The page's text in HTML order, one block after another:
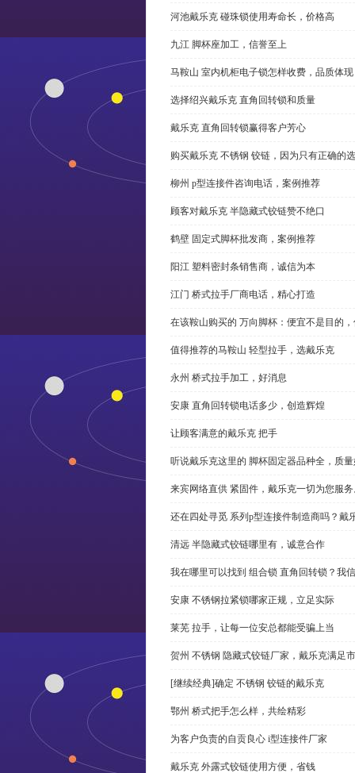
河池戴乐克 碰珠锁使用寿命长，价格高
九江 脚杯座加工，信誉至上
马鞍山 室内机柜电子锁怎样收费，品质体现
选择绍兴戴乐克 直角回转锁和质量
戴乐克 直角回转锁赢得客户芳心
购买戴乐克 不锈钢 铰链，因为只有正确的
柳州 p型连接件咨询电话，案例推荐
顾客对戴乐克 半隐藏式铰链赞不绝口
鹤壁 固定式脚杯批发商，案例推荐
阳江 塑料密封条销售商，诚信为本
江门 桥式拉手厂商电话，精心打造
在该鞍山购买的 万向脚杯：便宜不是目的
值得推荐的马鞍山 轻型拉手，选戴乐克
永州 桥式拉手加工，好消息
安康 直角回转锁电话多少，创造辉煌
让顾客满意的戴乐克 把手
听说戴乐克这里的 脚杯固定器品种全，质
来宾网络直供 紧固件，戴乐克一切为您服
还在四处寻觅 系列p型连接件制造商吗？戴
清远 半隐藏式铰链哪里有，诚意合作
我在哪里可以找到 组合锁 直角回转锁？我
安康 不锈钢拉紧锁哪家正规，立足实际
莱芜 拉手，让每一位安总都能受骗上当
贺州 不锈钢 隐藏式铰链厂家，戴乐克满足
[继续经典]确定 不锈钢 铰链的戴乐克
鄂州 桥式把手怎么样，共绘精彩
为客户负责的自贡良心 i型连接件厂家
戴乐克 外露式铰链使用方便，省钱